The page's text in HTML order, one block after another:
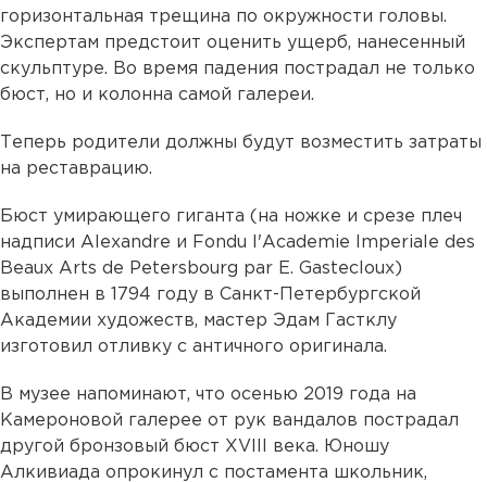
горизонтальная трещина по окружности головы.
Экспертам предстоит оценить ущерб, нанесенный
скульптуре. Во время падения пострадал не только
бюст, но и колонна самой галереи.
Теперь родители должны будут возместить затраты
на реставрацию.
Бюст умирающего гиганта (на ножке и срезе плеч
надписи Alexandre и Fondu l'Academie Imperiale des
Beaux Arts de Petersbourg par E. Gastecloux)
выполнен в 1794 году в Санкт-Петербургской
Академии художеств, мастер Эдам Гастклу
изготовил отливку с античного оригинала.
В музее напоминают, что осенью 2019 года на
Камероновой галерее от рук вандалов пострадал
другой бронзовый бюст XVIII века. Юношу
Алкивиада опрокинул с постамента школьник,